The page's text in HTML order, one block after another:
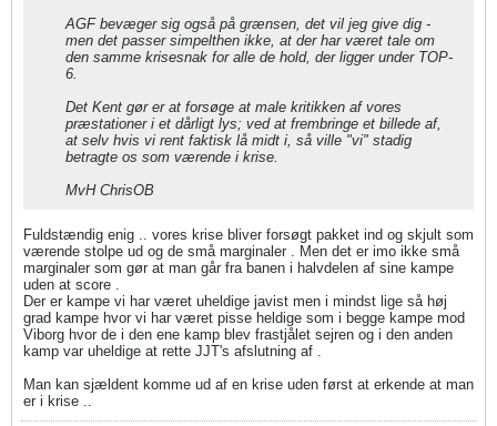
AGF bevæger sig også på grænsen, det vil jeg give dig -
men det passer simpelthen ikke, at der har været tale om
den samme krisesnak for alle de hold, der ligger under TOP-
6.
Det Kent gør er at forsøge at male kritikken af vores
præstationer i et dårligt lys; ved at frembringe et billede af,
at selv hvis vi rent faktisk lå midt i, så ville "vi" stadig
betragte os som værende i krise.
MvH ChrisOB
Fuldstændig enig .. vores krise bliver forsøgt pakket ind og skjult som
værende stolpe ud og de små marginaler . Men det er imo ikke små
marginaler som gør at man går fra banen i halvdelen af sine kampe
uden at score .
Der er kampe vi har været uheldige javist men i mindst lige så høj
grad kampe hvor vi har været pisse heldige som i begge kampe mod
Viborg hvor de i den ene kamp blev frastjålet sejren og i den anden
kamp var uheldige at rette JJT's afslutning af .
Man kan sjældent komme ud af en krise uden først at erkende at man
er i krise ..